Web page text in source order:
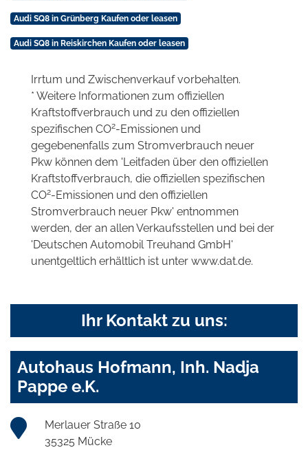
Audi SQ8 in Grünberg Kaufen oder leasen
Audi SQ8 in Reiskirchen Kaufen oder leasen
Irrtum und Zwischenverkauf vorbehalten.
* Weitere Informationen zum offiziellen
Kraftstoffverbrauch und zu den offiziellen
spezifischen CO2-Emissionen und
gegebenenfalls zum Stromverbrauch neuer
Pkw können dem 'Leitfaden über den offiziellen
Kraftstoffverbrauch, die offiziellen spezifischen
CO2-Emissionen und den offiziellen
Stromverbrauch neuer Pkw' entnommen
werden, der an allen Verkaufsstellen und bei der
'Deutschen Automobil Treuhand GmbH'
unentgeltlich erhältlich ist unter www.dat.de.
Ihr Kontakt zu uns:
Autohaus Hofmann, Inh. Nadja
Pappe e.K.
Merlauer Straße 10
35325 Mücke